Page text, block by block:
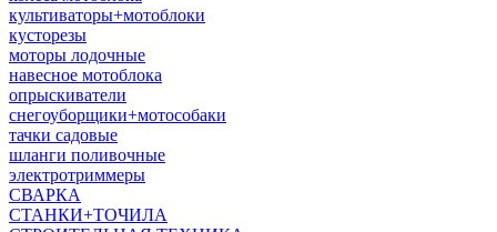
культиваторы+мотоблоки
кусторезы
моторы лодочные
навесное мотоблока
опрыскиватели
снегоуборщики+мотособаки
тачки садовые
шланги поливочные
электротриммеры
СВАРКА
СТАНКИ+ТОЧИЛА